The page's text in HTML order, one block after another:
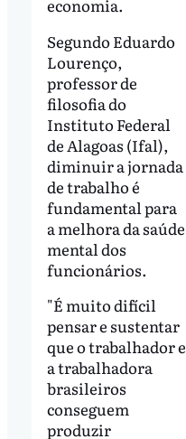
economia.
Segundo Eduardo
Lourenço,
professor de
filosofia do
Instituto Federal
de Alagoas (Ifal),
diminuir a jornada
de trabalho é
fundamental para
a melhora da saúde
mental dos
funcionários.
"É muito difícil
pensar e sustentar
que o trabalhador e
a trabalhadora
brasileiros
conseguem
produzir